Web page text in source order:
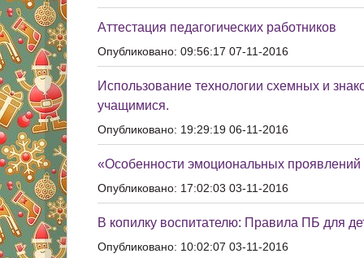
Аттестация педагогических работников
Опубликовано: 09:56:17 07-11-2016
Использование технологии схемных и
учащимися.
Опубликовано: 19:29:19 06-11-2016
«Особенности эмоциональных проявлений
Опубликовано: 17:02:03 03-11-2016
В копилку воспитателю: Правила ПБ для
Опубликовано: 10:02:07 03-11-2016